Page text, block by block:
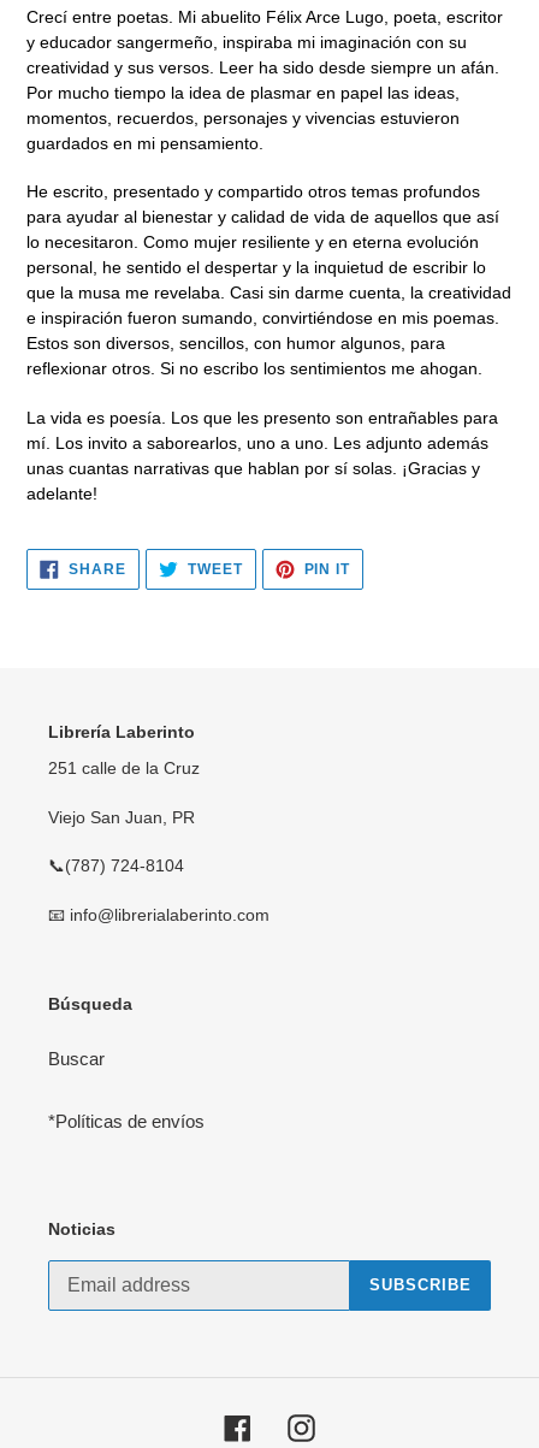
your
Crecí entre poetas. Mi abuelito Félix Arce Lugo, poeta, escritor
y educador sangermeño, inspiraba mi imaginación con su
creatividad y sus versos. Leer ha sido desde siempre un afán.
Por mucho tiempo la idea de plasmar en papel las ideas,
momentos, recuerdos, personajes y vivencias estuvieron
guardados en mi pensamiento.
He escrito, presentado y compartido otros temas profundos
para ayudar al bienestar y calidad de vida de aquellos que así
lo necesitaron. Como mujer resiliente y en eterna evolución
personal, he sentido el despertar y la inquietud de escribir lo
que la musa me revelaba. Casi sin darme cuenta, la creatividad
e inspiración fueron sumando, convirtiéndose en mis poemas.
Estos son diversos, sencillos, con humor algunos, para
reflexionar otros. Si no escribo los sentimientos me ahogan.
La vida es poesía. Los que les presento son entrañables para
mí. Los invito a saborearlos, uno a uno. Les adjunto además
unas cuantas narrativas que hablan por sí solas. ¡Gracias y
adelante!
SHARESHARE
ON
FACEBOOK
TWEETTWEET
TWITTER
PIN ITPIN
PINTEREST
Librería Laberinto
251 calle de la Cruz
Viejo San Juan, PR
📞(787) 724-8104
📧 info@librerialaberinto.com
Búsqueda
Buscar
*Políticas de envíos
Noticias
SUBSCRIBE
FacebookInstagram